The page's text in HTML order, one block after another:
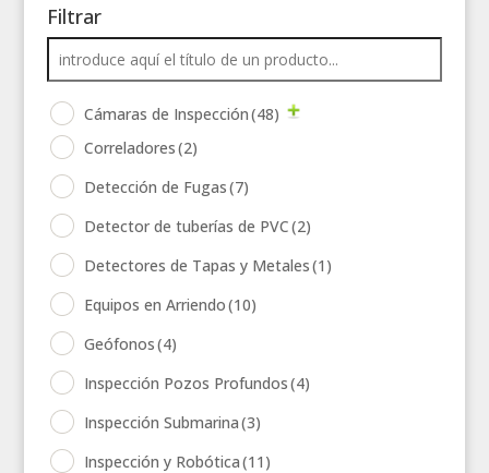
Filtrar
Cámaras de Inspección(48)
Correladores(2)
Detección de Fugas(7)
Detector de tuberías de PVC(2)
Detectores de Tapas y Metales(1)
Equipos en Arriendo(10)
Geófonos(4)
Inspección Pozos Profundos(4)
Inspección Submarina(3)
Inspección y Robótica(11)